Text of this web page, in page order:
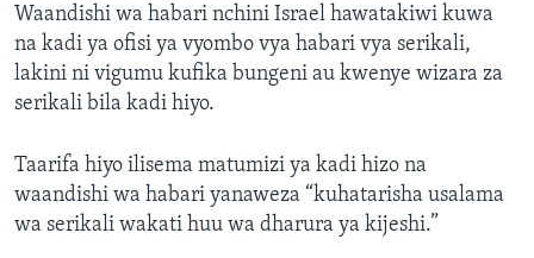
Waandishi wa habari nchini Israel hawatakiwi kuwa
na kadi ya ofisi ya vyombo vya habari vya serikali,
lakini ni vigumu kufika bungeni au kwenye wizara za
serikali bila kadi hiyo.
Taarifa hiyo ilisema matumizi ya kadi hizo na
waandishi wa habari yanaweza “kuhatarisha usalama
wa serikali wakati huu wa dharura ya kijeshi.”